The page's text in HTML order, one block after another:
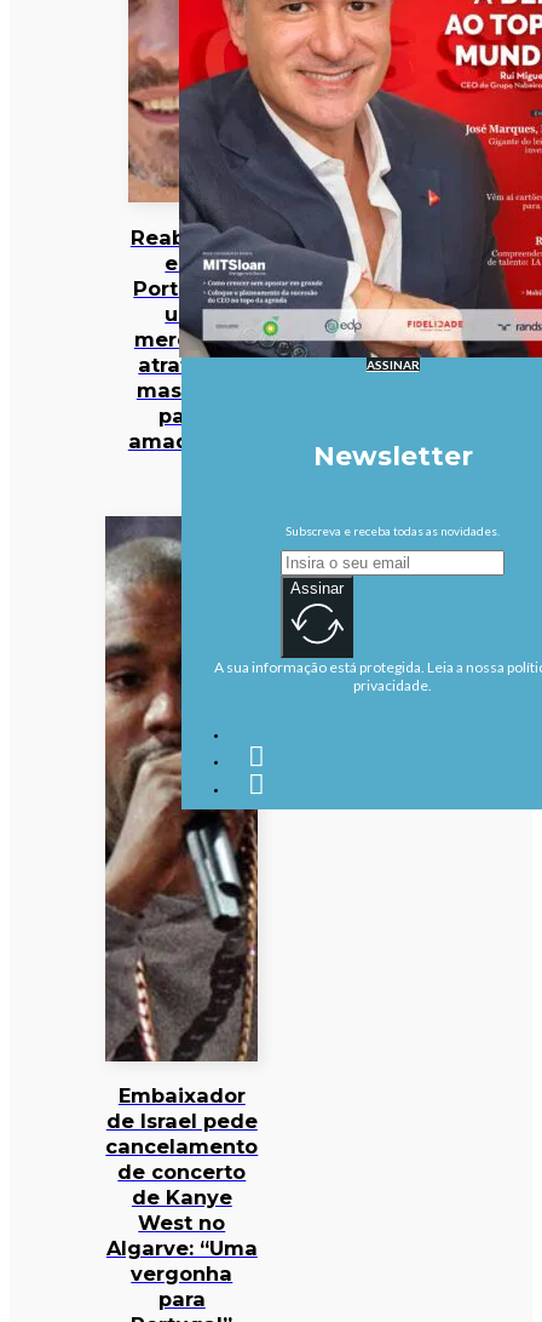
Reabilitar
em
Portugal:
um
mercado
atrativo,
mas não
para
amadores
Embaixador
de Israel pede
cancelamento
de concerto
de Kanye
West no
Algarve: “Uma
vergonha
para
ASSINAR
Newsletter
Subscreva e receba todas as novidades.
Assinar
A sua informação está protegida. Leia a nossa
privacidade.